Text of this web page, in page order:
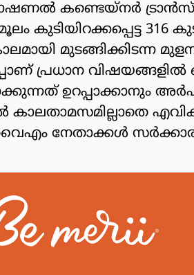
കണ്ടെയ്നർ
കുടിയിറക്കപ്പെട്ട 316
മുടങ്ങിക്കിടന്ന
പ്രധാന
ഉറപ്പാക്കാനും
നേതാക്കൾ